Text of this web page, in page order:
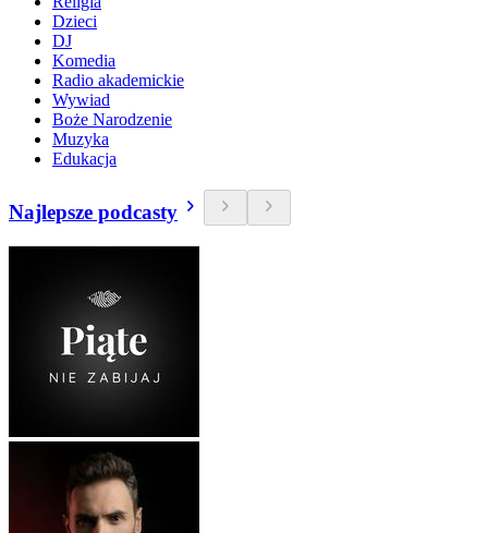
Dzieci
DJ
Komedia
Radio akademickie
Wywiad
Boże Narodzenie
Muzyka
Edukacja
Najlepsze podcasty